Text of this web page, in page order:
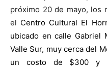
próximo 20 de mayo, los
el Centro Cultural El
ubicado en calle Gabriel
Valle Sur, muy cerca del
un costo de $300 y